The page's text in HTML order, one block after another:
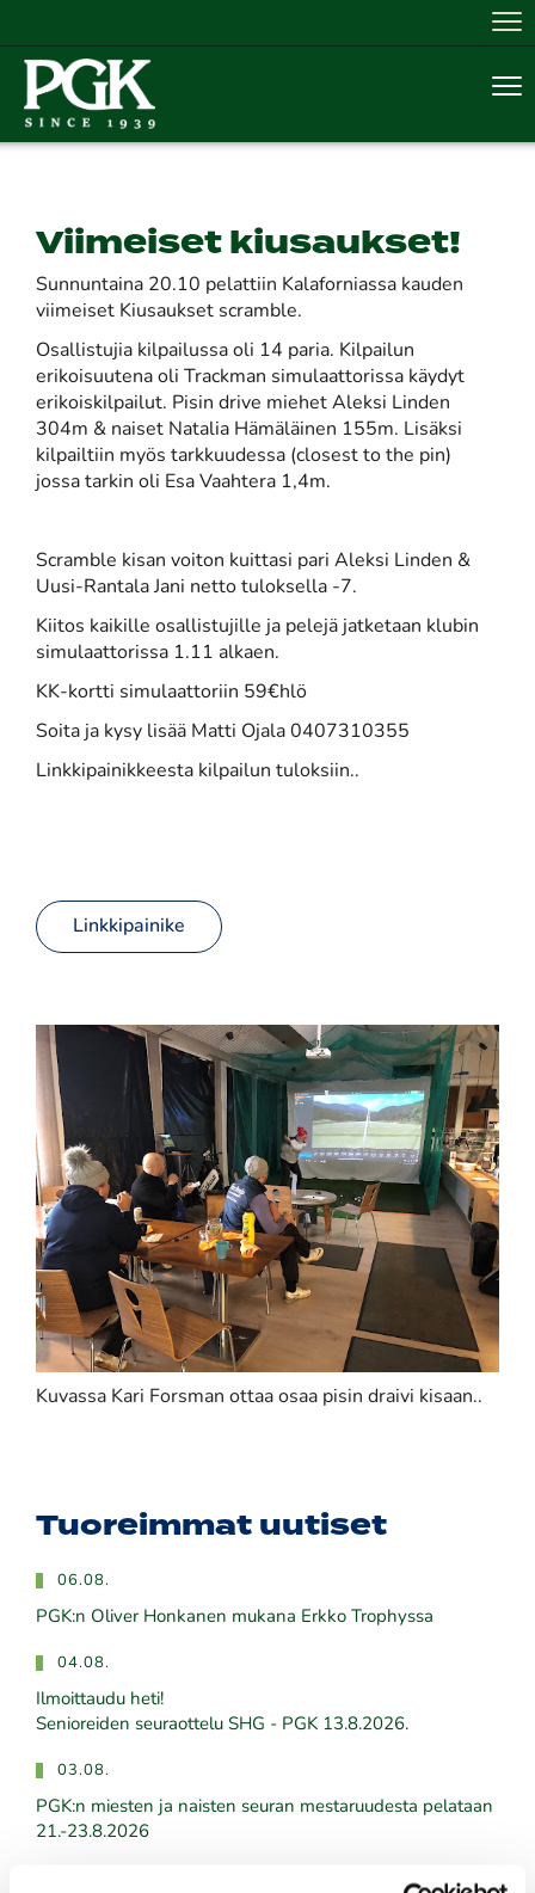
Viimeiset kiusaukset!
Sunnuntaina 20.10 pelattiin Kalaforniassa kauden
viimeiset Kiusaukset scramble.
Osallistujia kilpailussa oli 14 paria. Kilpailun
erikoisuutena oli Trackman simulaattorissa käydyt
erikoiskilpailut. Pisin drive miehet Aleksi Linden
304m & naiset Natalia Hämäläinen 155m. Lisäksi
kilpailtiin myös tarkkuudessa (closest to the pin)
jossa tarkin oli Esa Vaahtera 1,4m.
Scramble kisan voiton kuittasi pari Aleksi Linden &
Uusi-Rantala Jani netto tuloksella -7.
Kiitos kaikille osallistujille ja pelejä jatketaan klubin
simulaattorissa 1.11 alkaen.
KK-kortti simulaattoriin 59€hlö
Soita ja kysy lisää Matti Ojala 0407310355
Linkkipainikkeesta kilpailun tuloksiin..
Linkkipainike
Kuvassa Kari Forsman ottaa osaa pisin draivi kisaan..
Tuoreimmat uutiset
06.08.
PGK:n Oliver Honkanen mukana Erkko Trophyssa
04.08.
Ilmoittaudu heti!
​​​​​​​Senioreiden seuraottelu SHG - PGK 13.8.2026.
03.08.
PGK:n miesten ja naisten seuran mestaruudesta pelataan
21.-23.8.2026